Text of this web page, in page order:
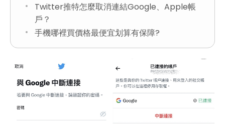
Twitter推特怎麼取消連結Google、Apple帳
戶？
手機哪裡買價格最便宜划算有保障?